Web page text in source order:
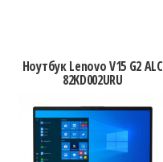
Ноутбук Lenovo V15 G2 ALC
82KD002URU